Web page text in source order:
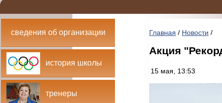
сведения об организации
история школы
тренеры
Главная / Новости /
Акция
15 мая, 13:53